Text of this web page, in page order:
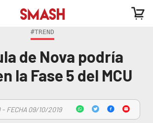
#TREND
de Nova podría
la Fase 5 del MCU
- FECHA 09/10/2019